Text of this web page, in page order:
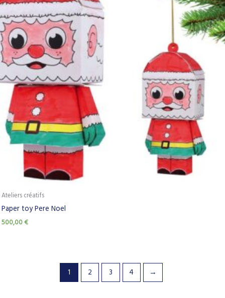
Ateliers créatifs
Paper toy Pere Noel
500,00€
1 2 3 4 →